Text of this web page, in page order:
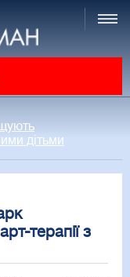
дітьми
терапії з